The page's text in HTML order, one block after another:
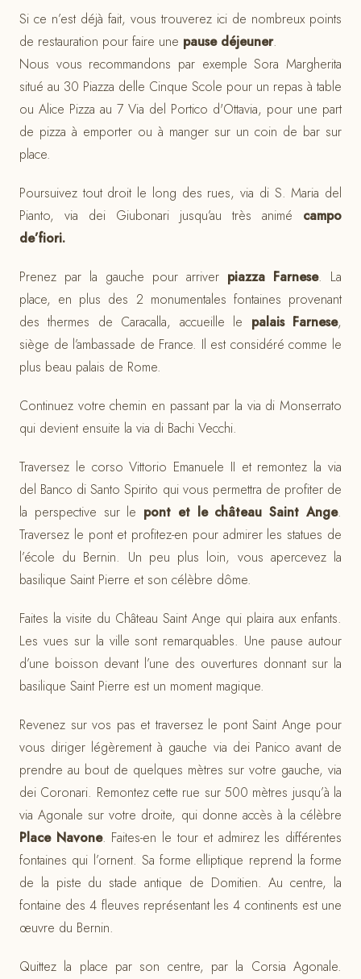
Si ce n’est déjà fait, vous trouverez ici de nombreux points
de restauration pour faire une pause déjeuner.
Nous vous recommandons par exemple Sora Margherita
situé au 30 Piazza delle Cinque Scole pour un repas à table
ou Alice Pizza au 7 Via del Portico d'Ottavia, pour une part
de pizza à emporter ou à manger sur un coin de bar sur
place.
Poursuivez tout droit le long des rues, via di S. Maria del
Pianto, via dei Giubonari jusqu’au très animé campo
de’fiori.
Prenez par la gauche pour arriver piazza Farnese. La
place, en plus des 2 monumentales fontaines provenant
des thermes de Caracalla, accueille le palais Farnese,
siège de l’ambassade de France. Il est considéré comme le
plus beau palais de Rome.
Continuez votre chemin en passant par la via di Monserrato
qui devient ensuite la via di Bachi Vecchi.
Traversez le corso Vittorio Emanuele II et remontez la via
del Banco di Santo Spirito qui vous permettra de profiter de
la perspective sur le pont et le château Saint Ange.
Traversez le pont et profitez-en pour admirer les statues de
l’école du Bernin. Un peu plus loin, vous apercevez la
basilique Saint Pierre et son célèbre dôme.
Faites la visite du Château Saint Ange qui plaira aux enfants.
Les vues sur la ville sont remarquables. Une pause autour
d’une boisson devant l’une des ouvertures donnant sur la
basilique Saint Pierre est un moment magique.
Revenez sur vos pas et traversez le pont Saint Ange pour
vous diriger légèrement à gauche via dei Panico avant de
prendre au bout de quelques mètres sur votre gauche, via
dei Coronari. Remontez cette rue sur 500 mètres jusqu’à la
via Agonale sur votre droite, qui donne accès à la célèbre
Place Navone. Faites-en le tour et admirez les différentes
fontaines qui l’ornent. Sa forme elliptique reprend la forme
de la piste du stade antique de Domitien. Au centre, la
fontaine des 4 fleuves représentant les 4 continents est une
œuvre du Bernin.
Quittez la place par son centre, par la Corsia Agonale.